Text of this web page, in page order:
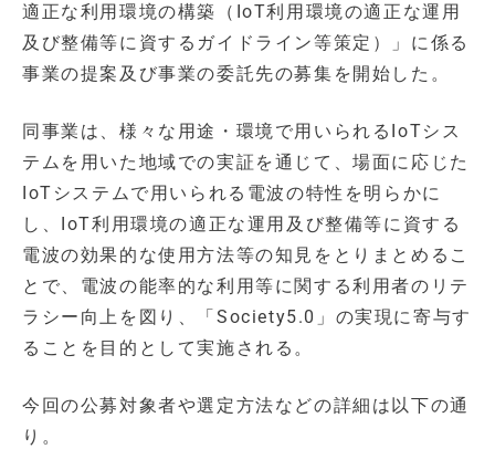
適正な利用環境の構築（IoT利用環境の適正な運用
及び整備等に資するガイドライン等策定）」に係る
事業の提案及び事業の委託先の募集を開始した。
同事業は、様々な用途・環境で用いられるIoTシス
テムを用いた地域での実証を通じて、場面に応じた
IoTシステムで用いられる電波の特性を明らかに
し、IoT利用環境の適正な運用及び整備等に資する
電波の効果的な使用方法等の知見をとりまとめるこ
とで、電波の能率的な利用等に関する利用者のリテ
ラシー向上を図り、「Society5.0」の実現に寄与す
ることを目的として実施される。
今回の公募対象者や選定方法などの詳細は以下の通
り。